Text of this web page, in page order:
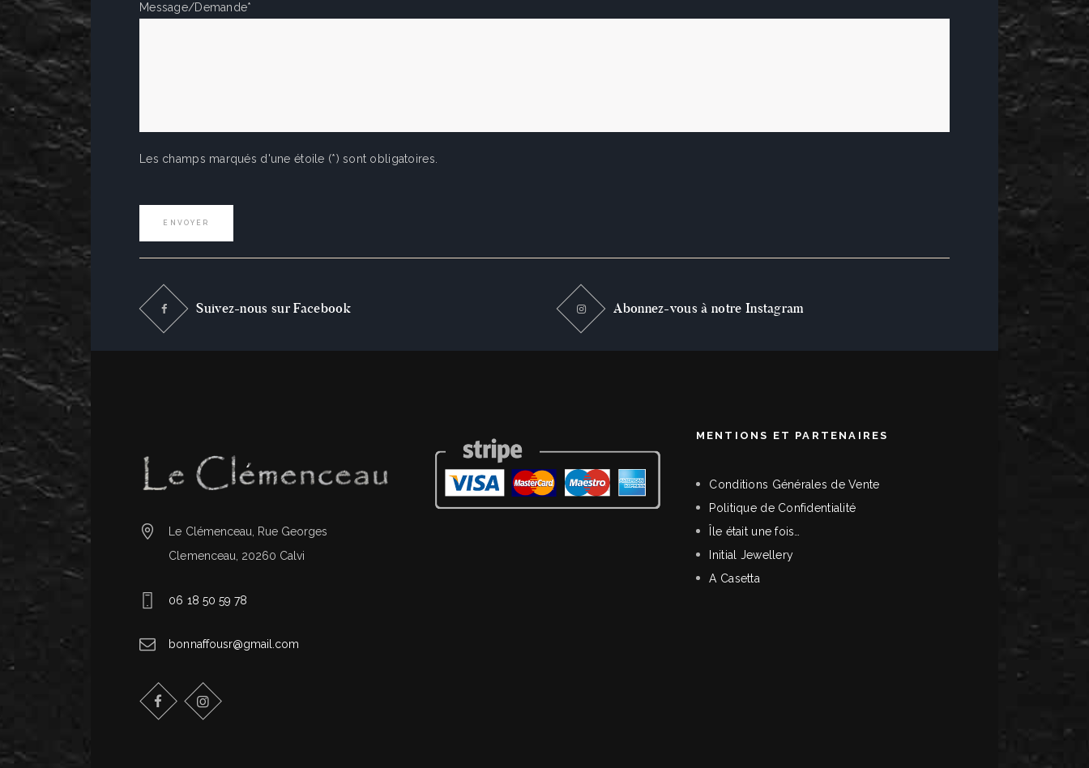
Message/Demande*
Les champs marqués d'une étoile (*) sont obligatoires.
Suivez-nous sur Facebook Abonnez-vous à notre Instagram
Le Clémenceau, Rue Georges
Clemenceau, 20260 Calvi
06 18 50 59 78
bonnaffousr@gmail.com
MENTIONS ET PARTENAIRES
Conditions Générales de Vente
Politique de Confidentialité
Île était une fois…
Initial Jewellery
A Casetta